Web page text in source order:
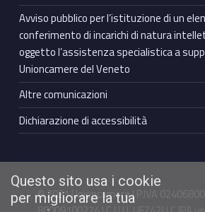
Avviso pubblico per l’istituzione di un
conferimento di incarichi di natura
oggetto l’assistenza specialistica a
Unioncamere del Veneto
Altre comunicazioni
Dichiarazione di accessibilità
© 2021 Unioncamere | P.IVA
Questo sito usa i cookie
per migliorare la tua